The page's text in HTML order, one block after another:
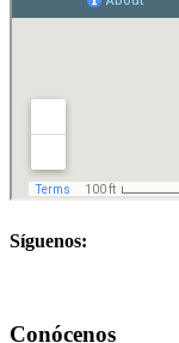
Síguenos:
Conócenos